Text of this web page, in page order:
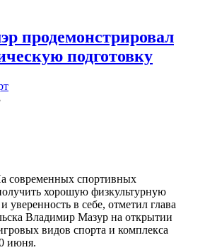
продемонстрировал
подготовку
современных спортивных
хорошую физкультурную
уверенность в себе, отметил глава
Владимир Мазур на открытии
видов спорта и комплекса
июня.